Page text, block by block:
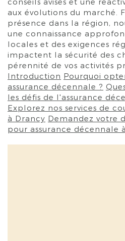
aux évolutions du marché.
présence dans la région,
une connaissance
locales et des exigences
impactent la sécurité des
pérennité de vos activités
Introduction Pourquoi
assurance décennale ?
les défis de l'assurance
Explorez nos services de
à Drancy Demandez votre
pour assurance décennale